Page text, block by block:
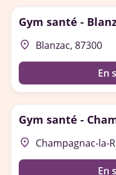
Gym santé -
place Blanzac, 87300
En
Gym santé -
place Champagnac-la-
En